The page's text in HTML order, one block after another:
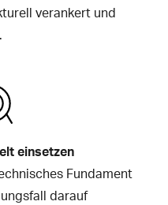
verankert und
einsetzen
Fundament
darauf